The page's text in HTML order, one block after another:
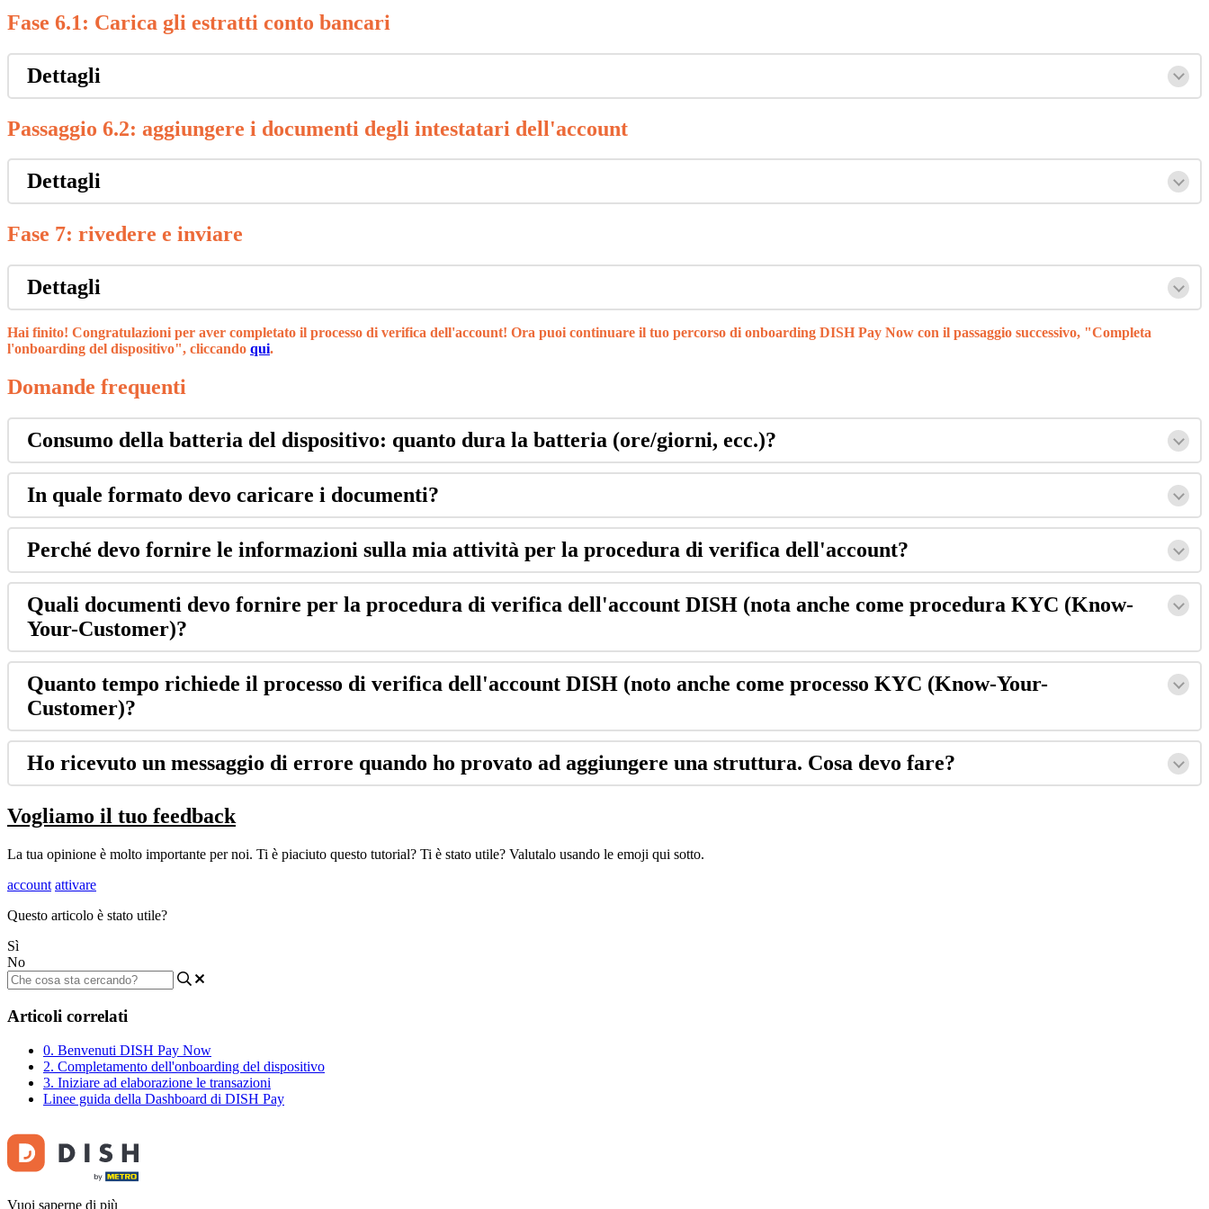
Fase 6.1: Carica gli estratti conto bancari
Dettagli
Passaggio 6.2: aggiungere i documenti degli intestatari dell'account
Dettagli
Fase 7: rivedere e inviare
Dettagli
Hai finito! Congratulazioni per aver completato il processo di verifica dell'account! Ora puoi continuare il tuo percorso di onboarding DISH Pay Now con il passaggio successivo, "Completa
l'onboarding del dispositivo", cliccando qui.
Domande frequenti
Consumo della batteria del dispositivo: quanto dura la batteria (ore/giorni, ecc.)?
In quale formato devo caricare i documenti?
Perché devo fornire le informazioni sulla mia attività per la procedura di verifica dell'account?
Quali documenti devo fornire per la procedura di verifica dell'account DISH (nota anche come procedura KYC (Know-
Your-Customer)?
Quanto tempo richiede il processo di verifica dell'account DISH (noto anche come processo KYC (Know-Your-
Customer)?
Ho ricevuto un messaggio di errore quando ho provato ad aggiungere una struttura. Cosa devo fare?
Vogliamo il tuo feedback
La tua opinione è molto importante per noi. Ti è piaciuto questo tutorial? Ti è stato utile? Valutalo usando le emoji qui sotto.
account attivare
Questo articolo è stato utile?
Sì
No
Articoli correlati
0. Benvenuti DISH Pay Now
2. Completamento dell'onboarding del dispositivo
3. Iniziare ad elaborazione le transazioni
Linee guida della Dashboard di DISH Pay
Vuoi saperne di più